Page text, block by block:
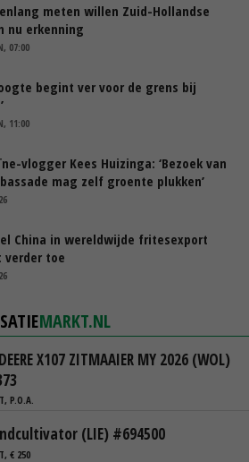
meten willen Zuid-Hollandse
nu erkenning
07:00
begint ver voor de grens bij
11:00
vlogger Kees Huizinga: ‘Bezoek van
mag zelf groente plukken’
China in wereldwijde fritesexport
verder toe
MARKT.NL
X107 ZITMAAIER MY 2026 (WOL)
P.O.A.
(LIE) #694500
€ 250